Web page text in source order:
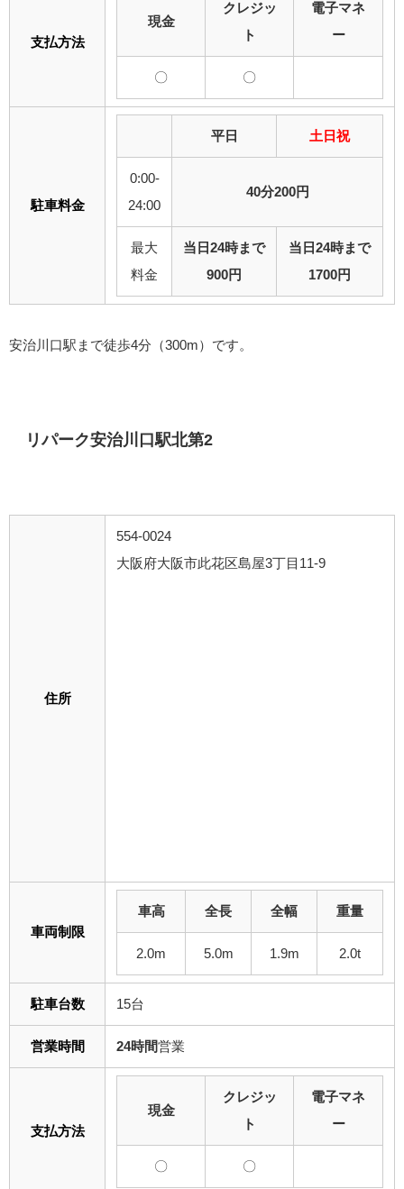
支払方法
現金
クレジッ
ト
電子マネ
ー
〇 〇
駐車料金
平日 土日祝
0:00-
24:00
40分200円
最大
料金
当日24時まで
900円
当日24時まで
1700円
安治川口駅まで徒歩4分（300m）です。
リパーク安治川口駅北第2
住所
554-0024
大阪府大阪市此花区島屋3丁目11-9
車両制限
車高 全長 全幅 重量
2.0m 5.0m 1.9m 2.0t
駐車台数 15台
営業時間 24時間営業
支払方法
現金
クレジッ
ト
電子マネ
ー
〇 〇